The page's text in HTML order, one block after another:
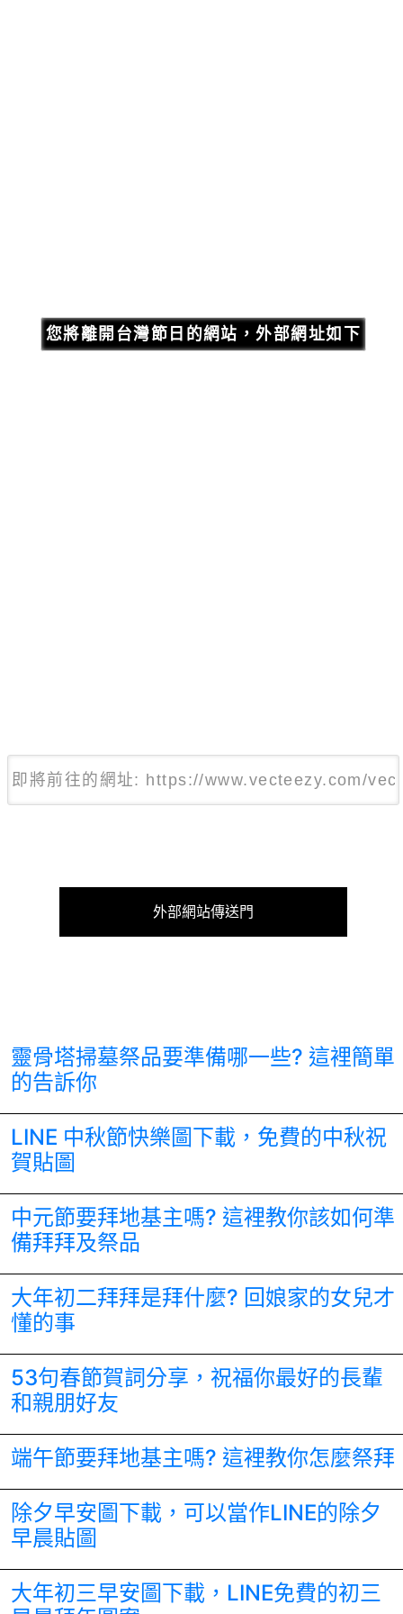
外部網站傳送門
靈骨塔掃墓祭品要準備哪一些? 這裡簡單
的告訴你
LINE 中秋節快樂圖下載，免費的中秋祝
賀貼圖
中元節要拜地基主嗎? 這裡教你該如何準
備拜拜及祭品
大年初二拜拜是拜什麼? 回娘家的女兒才
懂的事
53句春節賀詞分享，祝福你最好的長輩
和親朋好友
端午節要拜地基主嗎? 這裡教你怎麼祭拜
除夕早安圖下載，可以當作LINE的除夕
早晨貼圖
大年初三早安圖下載，LINE免費的初三